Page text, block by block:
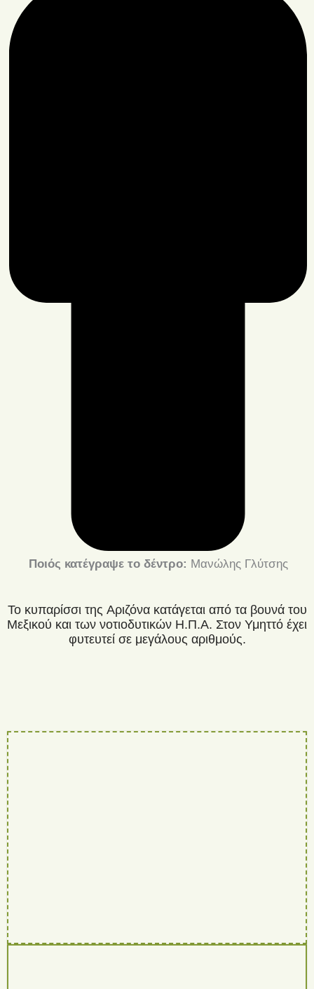
Ποιός κατέγραψε το δέντρο: Μανώλης Γλύτσης
Το κυπαρίσσι της Αριζόνα κατάγεται από τα βουνά του
Μεξικού και των νοτιοδυτικών Η.Π.Α. Στον Υμηττό έχει
φυτευτεί σε μεγάλους αριθμούς.